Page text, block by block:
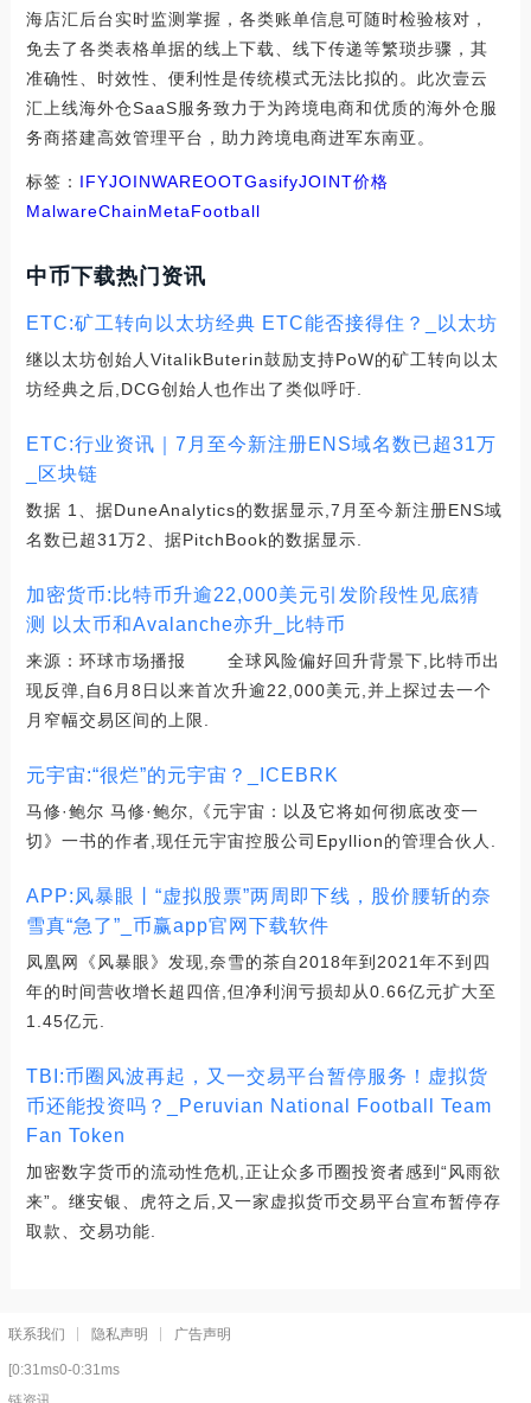
海店汇后台实时监测掌握，各类账单信息可随时检验核对，
免去了各类表格单据的线上下载、线下传递等繁琐步骤，其
准确性、时效性、便利性是传统模式无法比拟的。此次壹云
汇上线海外仓SaaS服务致力于为跨境电商和优质的海外仓服
务商搭建高效管理平台，助力跨境电商进军东南亚。
标签： IFYJOINWAREOOTGasifyJOINT价格
MalwareChainMetaFootball
中币下载热门资讯
ETC:矿工转向以太坊经典 ETC能否接得住？_以太坊
继以太坊创始人VitalikButerin鼓励支持PoW的矿工转向以太
坊经典之后,DCG创始人也作出了类似呼吁.
ETC:行业资讯｜7月至今新注册ENS域名数已超31万
_区块链
数据 1、据DuneAnalytics的数据显示,7月至今新注册ENS域
名数已超31万2、据PitchBook的数据显示.
加密货币:比特币升逾22,000美元引发阶段性见底猜
测 以太币和Avalanche亦升_比特币
来源：环球市场播报 全球风险偏好回升背景下,比特币出
现反弹,自6月8日以来首次升逾22,000美元,并上探过去一个
月窄幅交易区间的上限.
元宇宙:“很烂”的元宇宙？_ICEBRK
马修·鲍尔 马修·鲍尔,《元宇宙：以及它将如何彻底改变一
切》一书的作者,现任元宇宙控股公司Epyllion的管理合伙人.
APP:风暴眼丨“虚拟股票”两周即下线，股价腰斩的奈
雪真“急了”_币赢app官网下载软件
凤凰网《风暴眼》发现,奈雪的茶自2018年到2021年不到四
年的时间营收增长超四倍,但净利润亏损却从0.66亿元扩大至
1.45亿元.
TBI:币圈风波再起，又一交易平台暂停服务！虚拟货
币还能投资吗？_Peruvian National Football Team
Fan Token
加密数字货币的流动性危机,正让众多币圈投资者感到“风雨欲
来”。继安银、虎符之后,又一家虚拟货币交易平台宣布暂停存
取款、交易功能.
联系我们 隐私声明 广告声明
[0:31ms0-0:31ms